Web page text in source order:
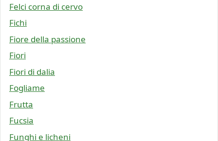
Felci corna di cervo
Fichi
Fiore della passione
Fiori
Fiori di dalia
Fogliame
Frutta
Fucsia
Funghi e licheni